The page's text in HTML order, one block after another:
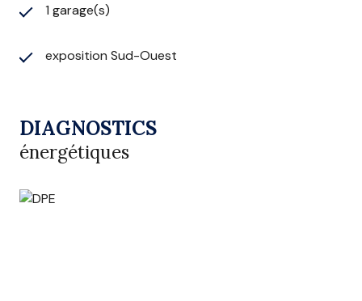
1 garage(s)
exposition Sud-Ouest
DIAGNOSTICS
énergétiques